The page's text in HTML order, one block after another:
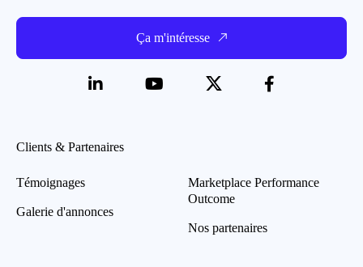
Ça m'intéresse
Clients & Partenaires
Témoignages
Galerie d'annonces
Marketplace Performance
Outcome
Nos partenaires